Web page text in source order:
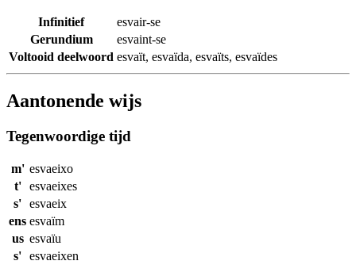
Infinitief
esvair-se
Gerundium
esvaint-se
Voltooid deelwoord esvaït, esvaïda, esvaïts, esvaïdes
Aantonende wijs
Tegenwoordige tijd
m' esvaeixo
t'
esvaeixes
s' esvaeix
ens esvaïm
us esvaïu
s' esvaeixen